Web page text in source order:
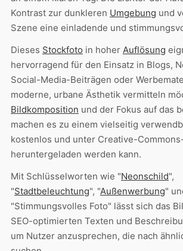
Kontrast zur dunkleren Umgebung und
Szene eine einladende und
Dieses Stockfoto in hoher Auflösung
hervorragend für den Einsatz in Blogs,
Social-Media-Beiträgen oder
moderne, urbane Ästhetik vermitteln
Bildkomposition und der Fokus auf das
machen es zu einem vielseitig
kostenlos und unter Creative-
heruntergeladen werden kann.
Mit Schlüsselworten wie "Neonschild",
"Stadtbeleuchtung", "Außenwerbung"
"Stimmungsvolles Foto" lässt sich das
SEO-optimierten Texten und
um Nutzer anzusprechen, die nach